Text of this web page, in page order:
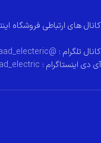
کانال های ارتباطی فروشگاه
کانال تلگرام : @raad_electeric
آی دی اینستاگرام :